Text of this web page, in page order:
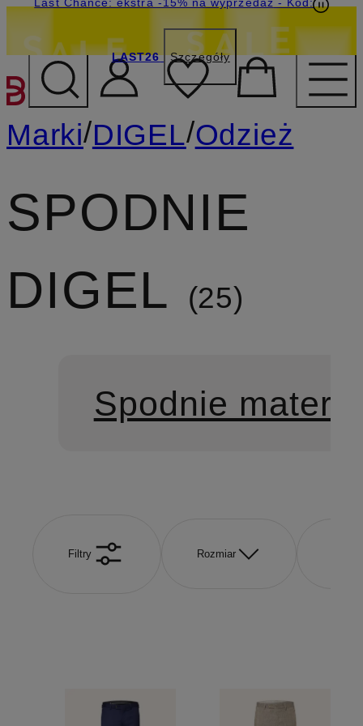
PRZEJDŹ DO GŁÓWNEJ
LAST26 Szczegóły
Marki/DIGEL/Odzież
SPODNIE
DIGEL
25
Spodnie
Filtry Rozmiar